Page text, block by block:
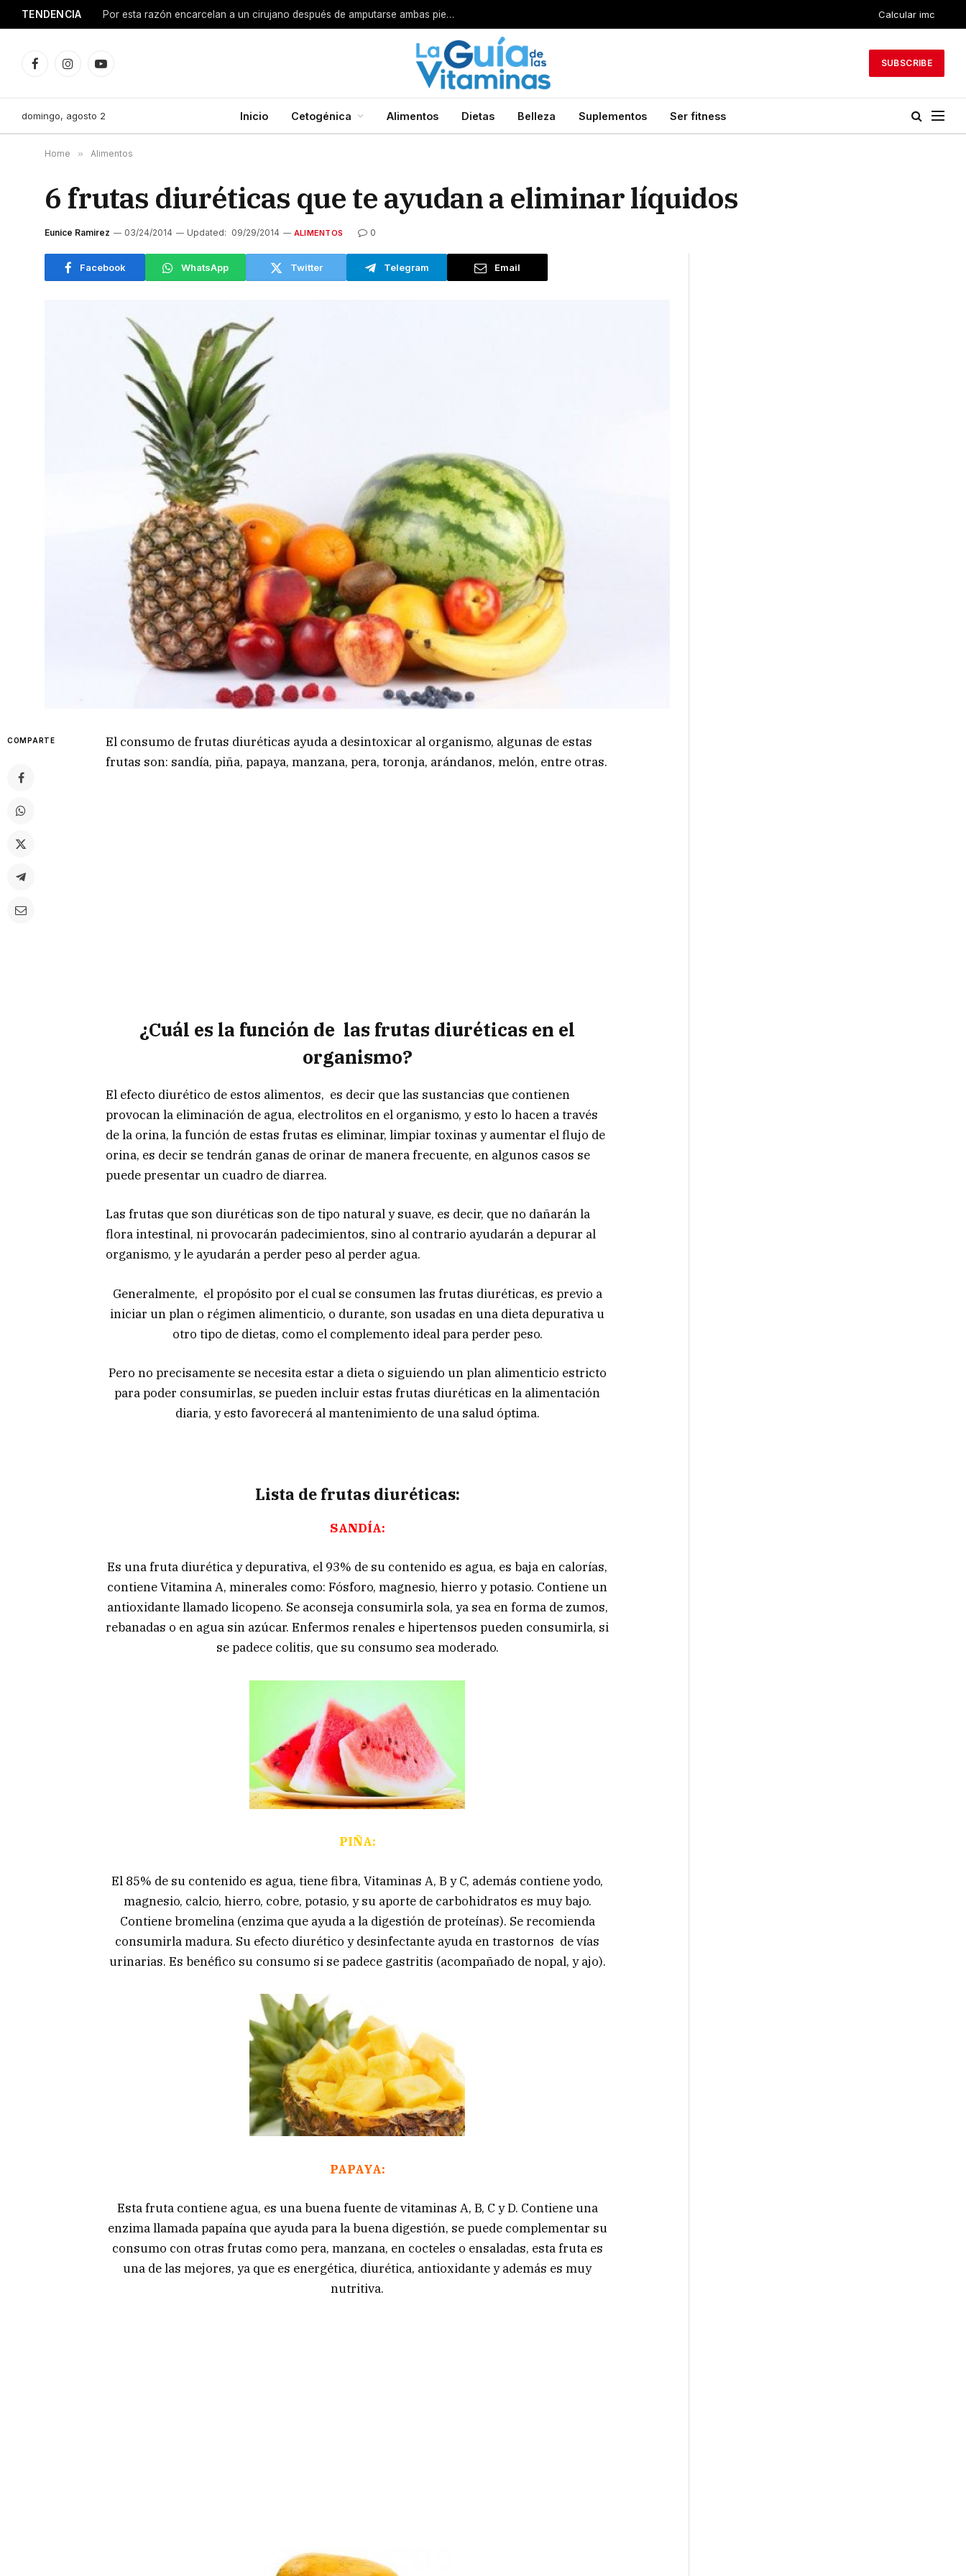
TENDENCIA Por esta razón encarcelan a un cirujano después de amputarse ambas piernas Calcular imc
FacebookInstagramYouTube
SUBSCRIBE
domingo, agosto 2 Inicio Cetogénica Alimentos Dietas Belleza Suplementos Ser fitness
Home » Alimentos
6 frutas diuréticas que te ayudan a eliminar líquidos
Eunice Ramirez 03/24/2014 Updated: 09/29/2014 ALIMENTOS 0
Facebook WhatsApp Twitter Telegram Email
COMPARTE
El consumo de frutas diuréticas ayuda a desintoxicar al organismo, algunas de estas
frutas son: sandía, piña, papaya, manzana, pera, toronja, arándanos, melón, entre otras.
¿Cuál es la función de las frutas diuréticas en el
organismo?
El efecto diurético de estos alimentos, es decir que las sustancias que contienen
provocan la eliminación de agua, electrolitos en el organismo, y esto lo hacen a través
de la orina, la función de estas frutas es eliminar, limpiar toxinas y aumentar el flujo de
orina, es decir se tendrán ganas de orinar de manera frecuente, en algunos casos se
puede presentar un cuadro de diarrea.
Las frutas que son diuréticas son de tipo natural y suave, es decir, que no dañarán la
flora intestinal, ni provocarán padecimientos, sino al contrario ayudarán a depurar al
organismo, y le ayudarán a perder peso al perder agua.
Generalmente, el propósito por el cual se consumen las frutas diuréticas, es previo a
iniciar un plan o régimen alimenticio, o durante, son usadas en una dieta depurativa u
otro tipo de dietas, como el complemento ideal para perder peso.
Pero no precisamente se necesita estar a dieta o siguiendo un plan alimenticio estricto
para poder consumirlas, se pueden incluir estas frutas diuréticas en la alimentación
diaria, y esto favorecerá al mantenimiento de una salud óptima.
Lista de frutas diuréticas:
SANDÍA:
Es una fruta diurética y depurativa, el 93% de su contenido es agua, es baja en calorías,
contiene Vitamina A, minerales como: Fósforo, magnesio, hierro y potasio. Contiene un
antioxidante llamado licopeno. Se aconseja consumirla sola, ya sea en forma de zumos,
rebanadas o en agua sin azúcar. Enfermos renales e hipertensos pueden consumirla, si
se padece colitis, que su consumo sea moderado.
PIÑA:
El 85% de su contenido es agua, tiene fibra, Vitaminas A, B y C, además contiene yodo,
magnesio, calcio, hierro, cobre, potasio, y su aporte de carbohidratos es muy bajo.
Contiene bromelina (enzima que ayuda a la digestión de proteínas). Se recomienda
consumirla madura. Su efecto diurético y desinfectante ayuda en trastornos de vías
urinarias. Es benéfico su consumo si se padece gastritis (acompañado de nopal, y ajo).
PAPAYA:
Esta fruta contiene agua, es una buena fuente de vitaminas A, B, C y D. Contiene una
enzima llamada papaína que ayuda para la buena digestión, se puede complementar su
consumo con otras frutas como pera, manzana, en cocteles o ensaladas, esta fruta es
una de las mejores, ya que es energética, diurética, antioxidante y además es muy
nutritiva.